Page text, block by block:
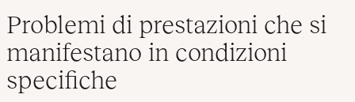
Problemi di prestazioni che si
manifestano in condizioni
specifiche